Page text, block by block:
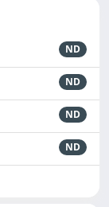
ND
ND
ND
ND